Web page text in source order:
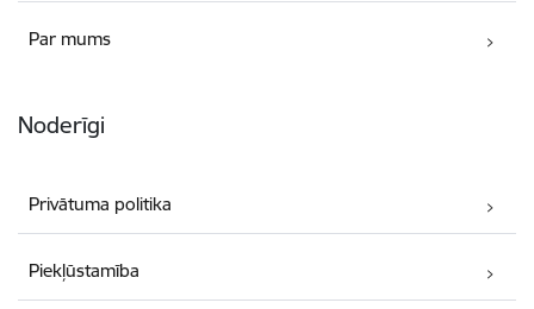
Par mums
Noderīgi
Privātuma politika
Piekļūstamība